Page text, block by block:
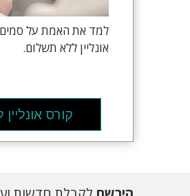
למד את האמת על
אונליין ללא תשלום.
קורס